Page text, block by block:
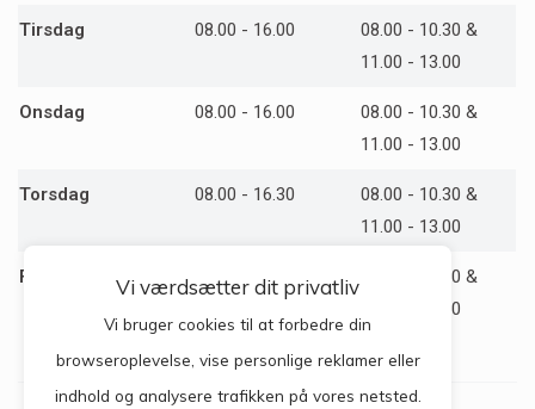
Tirsdag 08.00 - 16.00
08.00 - 10.30 &
11.00 - 13.00
Onsdag 08.00 - 16.00
08.00 - 10.30 &
11.00 - 13.00
Torsdag 08.00 - 16.30
08.00 - 10.30 &
11.00 - 13.00
Fredag 08.00 - 16.00
08.00 - 10.30 &
11.00 - 13.00
Vi værdsætter dit privatliv
Vi bruger cookies til at forbedre din
browseroplevelse, vise personlige reklamer eller
indhold og analysere trafikken på vores netsted.